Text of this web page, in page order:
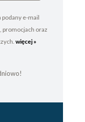
podany e-mail
promocjach oraz
więcej »